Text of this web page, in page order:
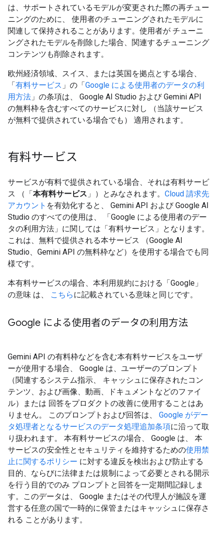
は、サポートされているモデルが変更された際の再チュー
ニングのために、 使用者のチューニングされたモデルに
関連して保持されることがあります。使用者が チューニ
ングされたモデルを削除した場合、関連するチューニング
コンテンツも削除されます。
欧州経済領域、スイス、または英国を拠点とする場合、
「有料サービス 」の「Google による使用者のデータの利
用方法 」の条項は、 Google AI Studio および Gemini API
の無料枠を含むすべてのサービスに対し （当該サービス
が無料で提供されている場合でも） 適用されます。
有料サービス
サービスが有料で提供されている場合、それは有料サービ
ス （「本有料サービス 」）とみなされます。 Cloud 請求先
アカウント を有効化すると、 Gemini API および Google AI
Studio のすべての使用は、 「Google による使用者のデー
タの利用方法」に関しては「有料サービス」となります。
これは、無料で提供される本サービス （Google AI
Studio、Gemini API の無料枠など）を使用する場合でも同
様です。
本有料サービスの場合、本利用規約における「Google」
の意味 は、
こちらに記載されている意味と同じです。
Google による使用者のデータの利用方法
Gemini API の有料枠などを含む本有料サービスをユーザ
ーが使用する場合、 Google は、ユーザーのプロンプト
（関連するシステム指示、 キャッシュに保存されたコン
テンツ、および画像、動画、ドキュメントなどのファイ
ル）または 回答をプロダクトの改善に使用することはあ
りません。 このプロンプトおよび回答は、 Google がデー
タ処理者となるサービスのデータ処理追加条項に沿って取
り扱われます。 本有料サービスの場合、 Google は、 本
サービスの安全性とセキュリティを維持するための使用禁
止に関するポリシー に対する違反を検出および防止する
目的、ならびに法律または規制によって必要とされる開示
を行う目的でのみ プロンプトと回答を一定期間記録しま
す。このデータは、 Google またはその代理人が施設を運
営する任意の国で一時的に保管またはキャッシュに保存さ
れる ことがあります。